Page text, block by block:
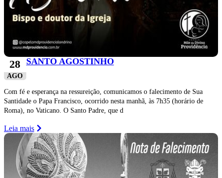
28
AGO
SANTO AGOSTINHO
Com fé e esperança na ressureição, comunicamos o falecimento de Sua
Santidade o Papa Francisco, ocorrido nesta manhã, às 7h35 (horário de
Roma), no Vaticano. O Santo Padre, que d
Leia mais